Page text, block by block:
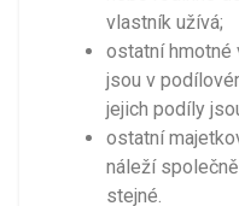
vlastník užívá;
ostatní hmotné
jsou v
jejich podíly
ostatní
náleží
stejné.